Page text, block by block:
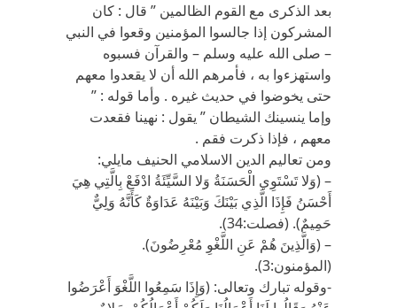
بعد الذكرى مع القوم الظالمين ” قال : كان
المشركون إذا جالسوا المؤمنين وقعوا في النبي
– صلى الله عليه وسلم – والقرآن فسبوه
واستهزءوا به ، فأمرهم الله أن لا يقعدوا معهم
حتى يخوضوا في حديث غيره . وأما قوله : ”
وإما ينسينك الشيطان ” يقول : نهينا فقعدت
معهم ، فإذا ذكرت فقم .
ومن تعاليم الدين الاسلامي الحنيف مايلي:
– (وَلا تَسْتَوِي الْحَسَنَةُ وَلا السَّيِّئَةُ ادْفَعْ بِالَّتِي هِيَ
أَحْسَنُ فَإِذَا الَّذِي بَيْنَكَ وَبَيْنَهُ عَدَاوَةٌ كَأَنَّهُ وَلِيٌّ
حَمِيمٌ). (فصلت:34).
– (وَالَّذِينَ هُمْ عَنِ اللَّغْوِ مُعْرِضُونَ).
(المؤمنون:3).
-وقوله تبارك وتعالى: (وَإِذَا سَمِعُوا اللَّغْوَ أَعْرَضُوا